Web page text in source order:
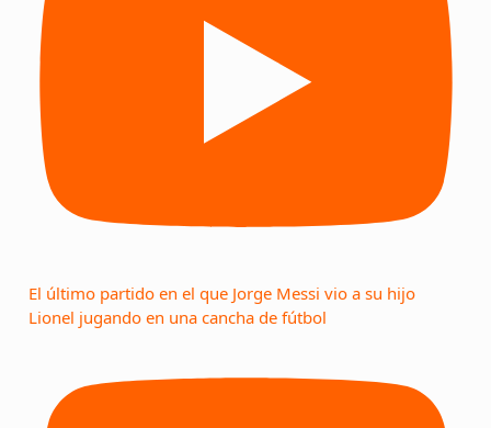
El último partido en el que Jorge Messi vio a su hijo
Lionel jugando en una cancha de fútbol